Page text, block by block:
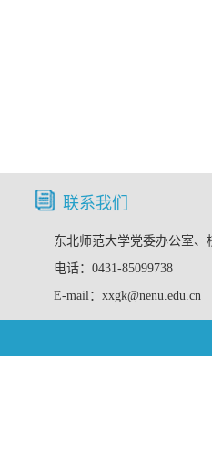
联系我们
东北师范大学党委办公室、
电话：0431-85099738
E-mail：xxgk@nenu.edu.cn